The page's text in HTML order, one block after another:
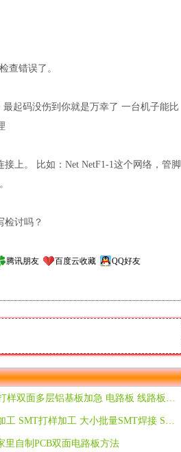
查错误了。
起码没伤到你就是万幸了 一台机子能比
上。 比如：Net NetF1-1这个网络，管脚
检讨吗？
腾讯朋友 百度云收藏
QQ好友
特价PCB 打样双面多层铝基板加急 电路板 线路板加工 制作 生产
SMT贴片加工 SMT打样加工 大小批量SMT焊接 SMT贴片打样 PCB打样
里自制PCB双面电路板方法